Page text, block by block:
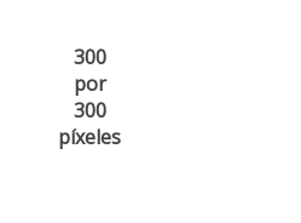
300
por
300
píxeles